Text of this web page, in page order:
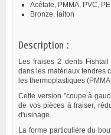
Acétate, PMMA, PVC,
Bronze, laiton
Description :
Les fraises 2 dents
dans les matériaux tendres
les thermoplastiques
Cette version "coupe à
de vos pièces à fraiser,
d'usinage.
La forme particulière du